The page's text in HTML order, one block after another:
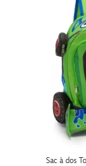
Sac à dos